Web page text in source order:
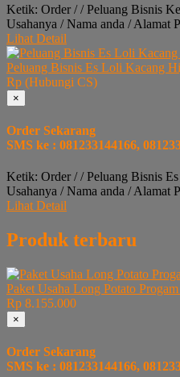
Ketik: Order / / Peluang Bisnis
Usahanya / Nama anda / Alamat
Lihat Detail
Peluang Bisnis Es Loli Kacang
Rp (Hubungi CS)
×
Order Sekarang
SMS ke : 081233144166,
Ketik: Order / / Peluang Bisnis
Usahanya / Nama anda / Alamat
Lihat Detail
Produk terbaru
Paket Usaha Long Potato
Rp 8.155.000
×
Order Sekarang
SMS ke : 081233144166,